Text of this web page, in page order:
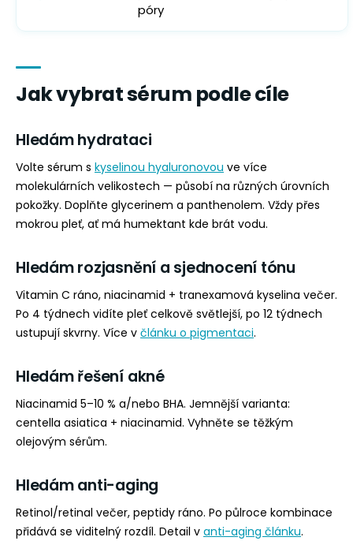
póry
Jak vybrat sérum podle cíle
Hledám hydrataci
Volte sérum s kyselinou hyaluronovou ve více
molekulárních velikostech — působí na různých úrovních
pokožky. Doplňte glycerinem a panthenolem. Vždy přes
mokrou pleť, ať má humektant kde brát vodu.
Hledám rozjasnění a sjednocení tónu
Vitamin C ráno, niacinamid + tranexamová kyselina večer.
Po 4 týdnech vidíte pleť celkově světlejší, po 12 týdnech
ustupují skvrny. Více v článku o pigmentaci.
Hledám řešení akné
Niacinamid 5–10 % a/nebo BHA. Jemnější varianta:
centella asiatica + niacinamid. Vyhněte se těžkým
olejovým sérům.
Hledám anti-aging
Retinol/retinal večer, peptidy ráno. Po půlroce kombinace
přidává se viditelný rozdíl. Detail v anti-aging článku.